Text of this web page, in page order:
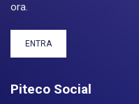
ora.
ENTRA
Piteco Social